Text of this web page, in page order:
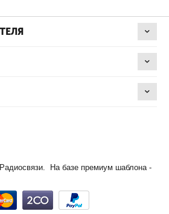
На базе премиум шаблона -